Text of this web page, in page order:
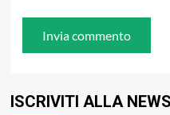
ISCRIVITI ALLA